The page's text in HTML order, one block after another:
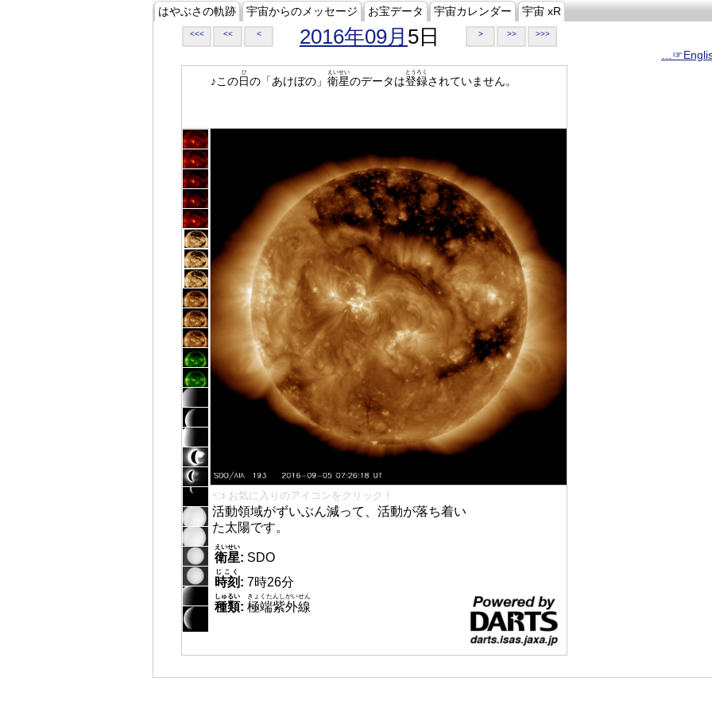
はやぶさの軌跡 宇宙からのメッセージ お宝データ 宇宙カレンダー 宇宙 xR
<<< << < 2016年09月 5日 > >> >>>
♪この日
ひ
の「あけぼの」 衛星
えいせい
のデータは登録
とうろく
されていません。
👈 お気に入りのアイコンをクリック！
活動領域がずいぶん減って、活動が落ち着い
た太陽です。
衛星
えいせい
: SDO
時刻
じこく
: 7時26分
種類
しゅるい
: 極端紫外線
きょくたんしがいせん